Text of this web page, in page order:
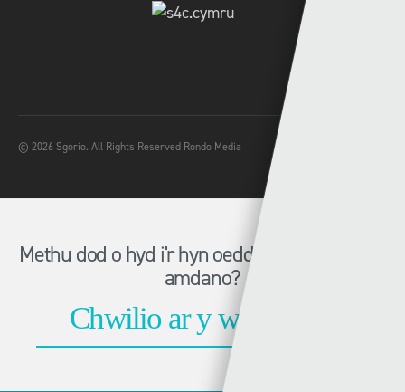
© 2026 Sgorio. All Rights Reserved Rondo Media
Methu dod o hyd i'r hyn oeddech chi'n chwilio
amdano?